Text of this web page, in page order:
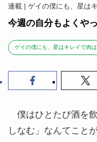
連載 | ゲイの僕にも、星は
今週の自分もよくや
ゲイの僕にも、星はキレイで肉
僕はひとたび酒を
しなむ」なんてこと